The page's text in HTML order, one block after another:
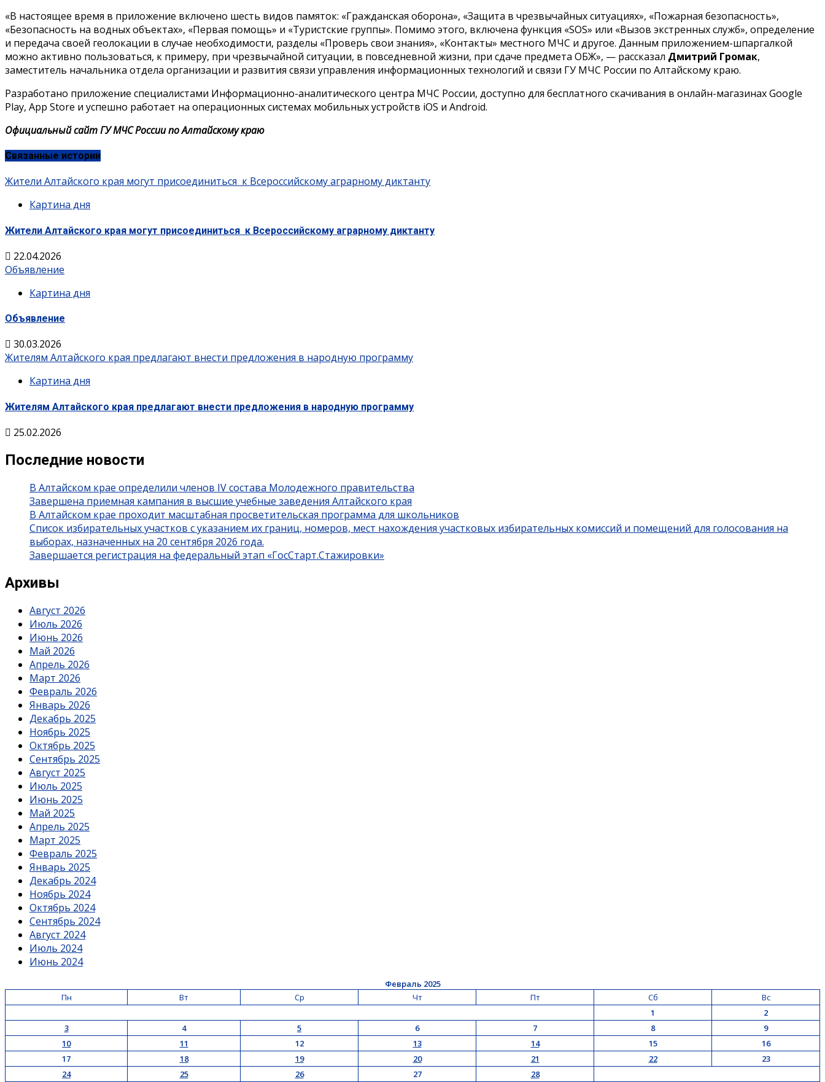
«В настоящее время в приложение включено шесть видов памяток: «Гражданская оборона», «Защита в чрезвычайных ситуациях», «Пожарная безопасность»,
«Безопасность на водных объектах», «Первая помощь» и «Туристские группы». Помимо этого, включена функция «SOS» или «Вызов экстренных служб», определение
и передача своей геолокации в случае необходимости, разделы «Проверь свои знания», «Контакты» местного МЧС и другое. Данным приложением-шпаргалкой
можно активно пользоваться, к примеру, при чрезвычайной ситуации, в повседневной жизни, при сдаче предмета ОБЖ», — рассказал Дмитрий Громак,
заместитель начальника отдела организации и развития связи управления информационных технологий и связи ГУ МЧС России по Алтайскому краю.
Разработано приложение специалистами Информационно-аналитического центра МЧС России, доступно для бесплатного скачивания в онлайн-магазинах Google
Play, App Store и успешно работает на операционных системах мобильных устройств iOS и Android.
Официальный сайт ГУ МЧС России по Алтайскому краю
Связанные истории
Жители Алтайского края могут присоединиться к Всероссийскому аграрному диктанту
Картина дня
Жители Алтайского края могут присоединиться к Всероссийскому аграрному диктанту
22.04.2026
Объявление
Картина дня
Объявление
30.03.2026
Жителям Алтайского края предлагают внести предложения в народную программу
Картина дня
Жителям Алтайского края предлагают внести предложения в народную программу
25.02.2026
Последние новости
В Алтайском крае определили членов IV состава Молодежного правительства
Завершена приемная кампания в высшие учебные заведения Алтайского края
В Алтайском крае проходит масштабная просветительская программа для школьников
Список избирательных участков с указанием их границ, номеров, мест нахождения участковых избирательных комиссий и помещений для голосования на
выборах, назначенных на 20 сентября 2026 года.
Завершается регистрация на федеральный этап «ГосСтарт.Стажировки»
Архивы
Август 2026
Июль 2026
Июнь 2026
Май 2026
Апрель 2026
Март 2026
Февраль 2026
Январь 2026
Декабрь 2025
Ноябрь 2025
Октябрь 2025
Сентябрь 2025
Август 2025
Июль 2025
Июнь 2025
Май 2025
Апрель 2025
Март 2025
Февраль 2025
Январь 2025
Декабрь 2024
Ноябрь 2024
Октябрь 2024
Сентябрь 2024
Август 2024
Июль 2024
Июнь 2024
Февраль 2025
Пн
Вт Ср Чт Пт Сб
Вс
1
2
3
4 5 6 7 8
9
10
11 12 13 14 15
16
17
18 19 20 21 22
23
24
25 26 27
28